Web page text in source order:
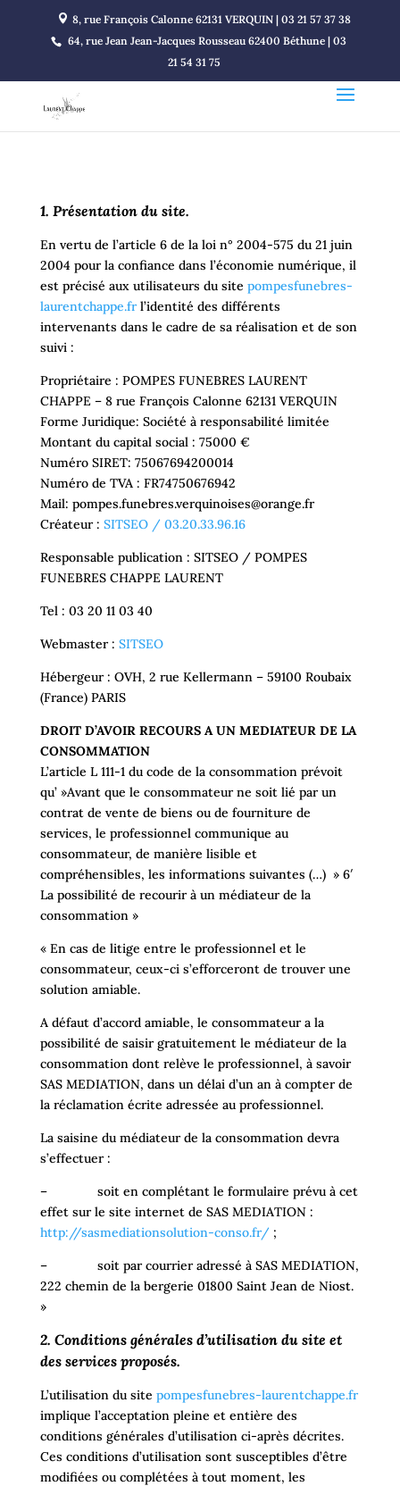
8, rue François Calonne 62131 VERQUIN | 03 21 57 37 38
64, rue Jean Jean-Jacques Rousseau 62400 Béthune | 03
21 54 31 75
1. Présentation du site.
En vertu de l’article 6 de la loi n° 2004-575 du 21 juin
2004 pour la confiance dans l’économie numérique, il
est précisé aux utilisateurs du site pompesfunebres-
laurentchappe.frl’identité des différents
intervenants dans le cadre de sa réalisation et de son
suivi :
Propriétaire : POMPES FUNEBRES LAURENT
CHAPPE – 8 rue François Calonne 62131 VERQUIN
Forme Juridique: Société à responsabilité limitée
Montant du capital social : 75000 €
Numéro SIRET: 75067694200014
Numéro de TVA : FR74750676942
Mail: pompes.funebres.verquinoises@orange.fr
Créateur : SITSEO / 03.20.33.96.16
Responsable publication : SITSEO / POMPES
FUNEBRES CHAPPE LAURENT
Tel : 03 20 11 03 40
Webmaster : SITSEO
Hébergeur : OVH, 2 rue Kellermann – 59100 Roubaix
(France) PARIS
DROIT D’AVOIR RECOURS A UN MEDIATEUR DE LA
CONSOMMATION
L’article L 111-1 du code de la consommation prévoit
qu’ »Avant que le consommateur ne soit lié par un
contrat de vente de biens ou de fourniture de
services, le professionnel communique au
consommateur, de manière lisible et
compréhensibles, les informations suivantes (…) » 6′
La possibilité de recourir à un médiateur de la
consommation »
« En cas de litige entre le professionnel et le
consommateur, ceux-ci s’efforceront de trouver une
solution amiable.
A défaut d’accord amiable, le consommateur a la
possibilité de saisir gratuitement le médiateur de la
consommation dont relève le professionnel, à savoir
SAS MEDIATION, dans un délai d’un an à compter de
la réclamation écrite adressée au professionnel.
La saisine du médiateur de la consommation devra
s’effectuer :
– soit en complétant le formulaire prévu à cet
effet sur le site internet de SAS MEDIATION :
http://sasmediationsolution-conso.fr/;
– soit par courrier adressé à SAS MEDIATION,
222 chemin de la bergerie 01800 Saint Jean de Niost.
»
2. Conditions générales d’utilisation du site et
des services proposés.
L’utilisation du site pompesfunebres-laurentchappe.fr
implique l’acceptation pleine et entière des
conditions générales d’utilisation ci-après décrites.
Ces conditions d’utilisation sont susceptibles d’être
modifiées ou complétées à tout moment, les